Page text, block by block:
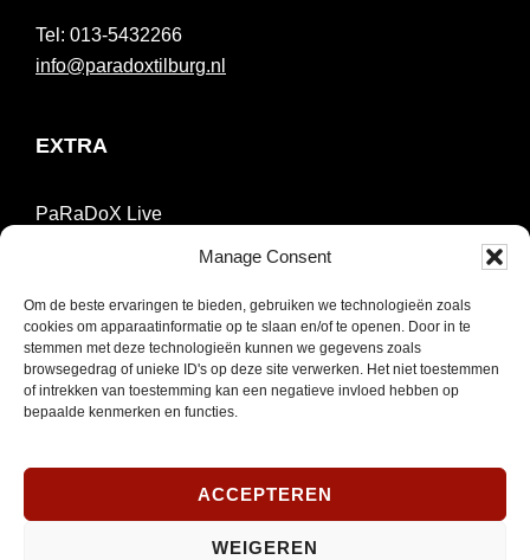
Manage Consent
Om de beste ervaringen te bieden, gebruiken we technologieën zoals
cookies om apparaatinformatie op te slaan en/of te openen. Door in te
stemmen met deze technologieën kunnen we gegevens zoals
browsegedrag of unieke ID's op deze site verwerken. Het niet toestemmen
of intrekken van toestemming kan een negatieve invloed hebben op
bepaalde kenmerken en functies.
ACCEPTEREN
WEIGEREN
013-5432266
info@paradoxtilburg.nl
EXTRA
PaRaDoX Live
Tickets & kortingspassen
Techniek
Over Paradox